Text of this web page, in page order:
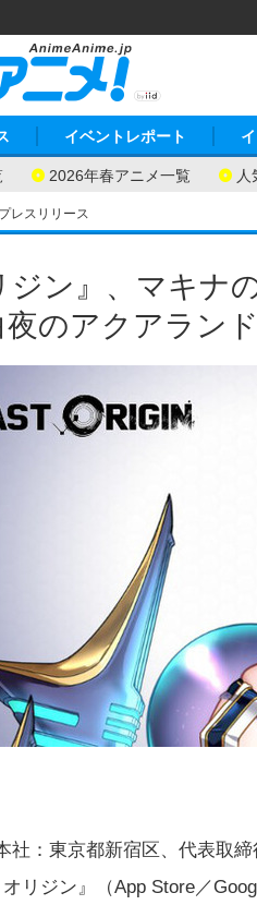
2026年春アニメ一覧
イベントレポート
プレスリリース
ジン』、マキナ
夜のアクアラン
社：東京都新宿区、代表取
リジン』（App Store／